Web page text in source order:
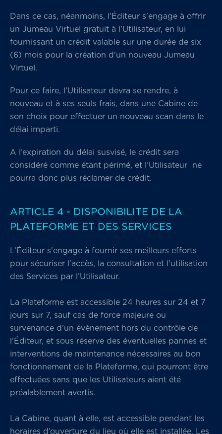
Dans ce cas, néanmoins, l'Éditeur s'engage à offrir
un Jumeau Virtuel gratuit à l’Utilisateur, en lui
fournissant un crédit valable sur une durée de six
(6) mois pour la création d'un nouveau Jumeau
Virtuel.
Pour ce faire, l’Utilisateur devra se rendre, à
nouveau et à ses seuls frais, dans une Cabine de
son choix pour effectuer un nouveau scan dans le
délai imparti.
A l’expiration du délai susvisé, le crédit sera
considéré comme étant périmé, et l’Utilisateur ne
pourra donc plus réclamer de crédit.
ARTICLE 4 - DISPONIBILITE DE LA
PLATEFORME ET DES SERVICES
L’Éditeur s'engage à fournir ses meilleurs efforts
pour sécuriser l'accès, la consultation et l'utilisation
des Services par l’Utilisateur.
La Plateforme est accessible 24 heures sur 24 et 7
jours sur 7, sauf cas de force majeure ou
survenance d’un évènement hors du contrôle de
l’Éditeur, et sous réserve des éventuelles pannes et
interventions de maintenance nécessaires au bon
fonctionnement de la Plateforme, qui pourront être
effectuées sans que les Utilisateurs aient été
préalablement avertis.
La Cabine, quant à elle, est accessible pendant les
horaires d’ouverture du lieu où elle est installée. Les